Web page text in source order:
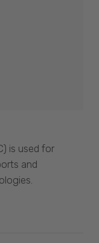
is used for
and